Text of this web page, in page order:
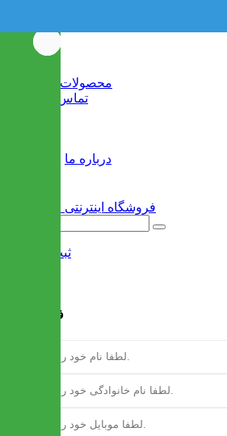
محصولات جدید
تماس با ما
درباره ما
ثبت نام
فرم ثبت نام